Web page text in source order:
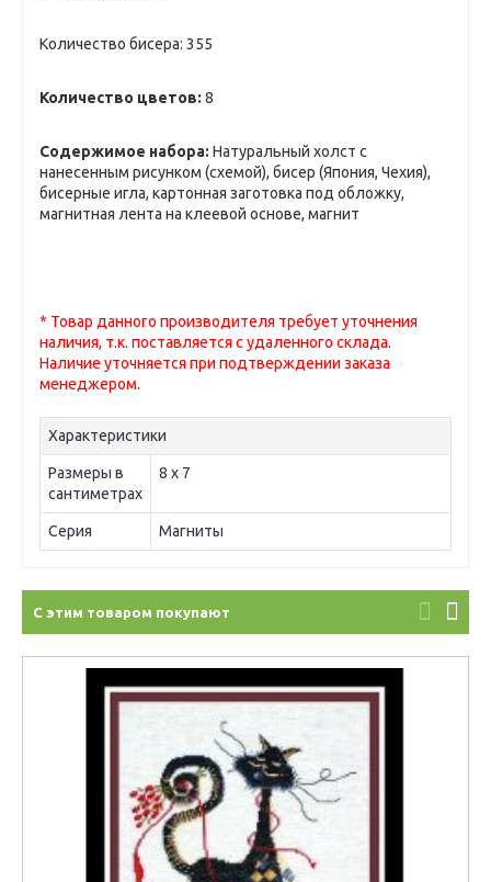
Количество бисера: 355
Количество цветов: 8
Содержимое набора: Натуральный холст с
нанесенным рисунком (схемой), бисер (Япония, Чехия),
бисерные игла, картонная заготовка под обложку,
магнитная лента на клеевой основе, магнит
* Товар данного производителя требует уточнения
наличия, т.к. поставляется с удаленного склада.
Наличие уточняется при подтверждении заказа
менеджером.
Характеристики
Размеры в
сантиметрах
8 х 7
Серия Магниты
С этим товаром покупают